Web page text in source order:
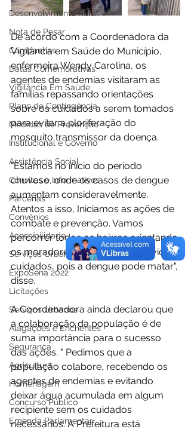
Desenvolvimento Rural
Nota de Pesar
Campanhas
Datas Comemorativas
Vigilância Em Saúde
Plano de Contingência
Medidas de Prevenção
Institucional e Governo
Assistência Social
Convites e Informativos
Parcerias
Convênios
Acessibilidade
Serviços Urbanos
ExpoSena 2022
Licitações
Serviços Urbanos
Alagações e Enchentes
Segurança
Agricultura
Homenagem
Concurso Público
Emenda Parlamentar
De acordo com a Coordenadora da
Vigilância em Saúde do Município,
enfermeira Wendy Carolina, os
agentes de endemias visitaram as
famílias repassando orientações
sobre os cuidados a serem tomados
para evitar a ploriferação do
mosquito transmissor da doença.
"Estamos no início do período
chuvoso, onde os casos de dengue
aumentam consideravelmente.
Atentos a isso, Iniciamos as ações de
combate e prevenção. Vamos
percorrer todos os bairros orientando
os moradores a tomarem os devidos
cuidados, pois a dengue pode matar",
disse.
A Coordenadora ainda declarou que
a colaboração da população é de
suma importância para o sucesso
das ações. " Pedimos que a
população colabore, recebendo os
agentes de endemias e evitando
deixar água acumulada em algum
recipiente sem os cuidados
necessários. A Prefeitura está